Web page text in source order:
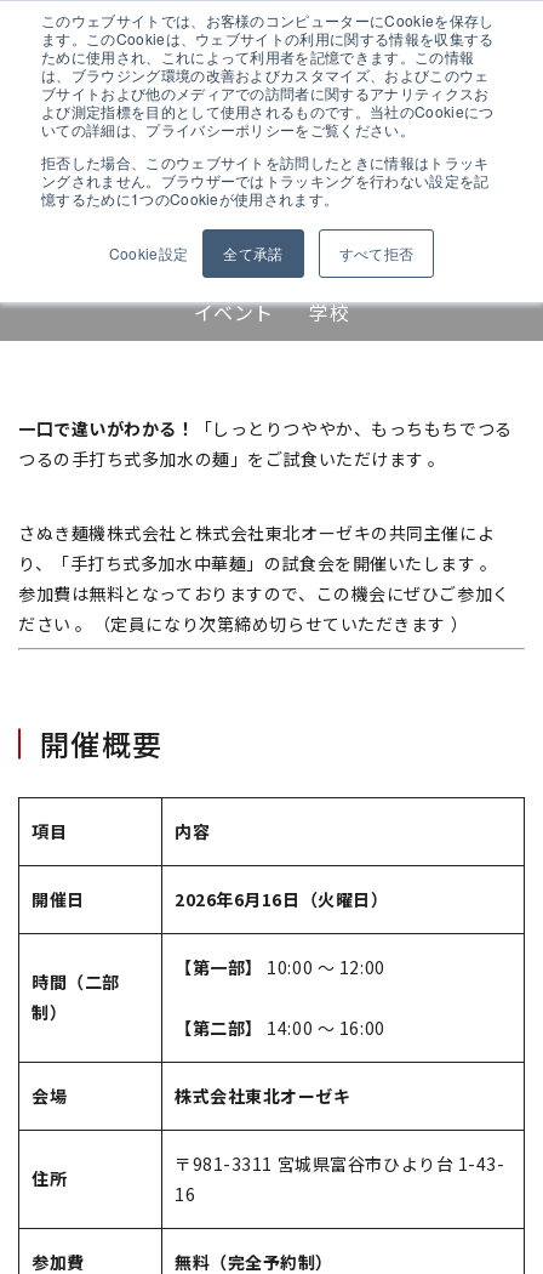
このウェブサイトでは、お客様のコンピューターにCookieを保存し
ます。このCookieは、ウェブサイトの利用に関する情報を収集する
ために使用され、これによって利用者を記憶できます。この情報
は、ブラウジング環境の改善およびカスタマイズ、およびこのウェ
ブサイトおよび他のメディアでの訪問者に関するアナリティクスお
よび測定指標を目的として使用されるものです。当社のCookieにつ
いての詳細は、プライバシーポリシーをご覧ください。
拒否した場合、このウェブサイトを訪問したときに情報はトラッキ
ングされません。ブラウザーではトラッキングを行わない設定を記
憶するために1つのCookieが使用されます。
Cookie設定 全て承諾 すべて拒否
試食会イベント開催
手打ち式 多加水中華麺 試食会
お知らせ 展示会情報
展示会
イベント
学校
一口で違いがわかる！
「しっとりつややか、もっちもちでつる
つるの手打ち式多加水の麺」をご試食いただけます。
さぬき麺機株式会社と株式会社東北オーゼキの共同主催によ
り、「手打ち式多加水中華麺」の試食会を開催いたします。
参加費は無料となっておりますので、この機会にぜひご参加く
ださい。（定員になり次第締め切らせていただきます ）
開催概要
項目 内容
開催日 2026年6月16日（火曜日）
時間（二部
制）
【第一部】 10:00 〜 12:00
【第二部】 14:00 ～ 16:00
会場 株式会社東北オーゼキ
住所
〒981-3311 宮城県富谷市ひより台 1-43-
16
参加費 無料（完全予約制）